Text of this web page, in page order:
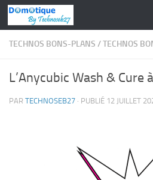
Skip to content
TECHNOS BONS-PLANS /TECHNOS
L’Anycubic Wash & Cure
PAR TECHNOSEB27 · PUBLIÉ 12 JUILLET